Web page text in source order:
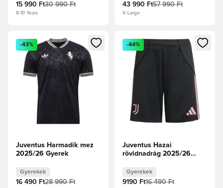
15 990 Ft30 990 Ft
8-10 Years
43 990 Ft57 990 Ft
X-Large
Megnyit egy modált a bejelentkezéshez vagy a tagként
-43%
Juventus Harmadik mez
2025/26 Gyerek
Gyerekek
16 490 Ft28 990 Ft
Megnyit egy modált a
-44%
Juventus Hazai
rövidnadrág 2025/26
Gyerekek
9190 Ft16 490 Ft